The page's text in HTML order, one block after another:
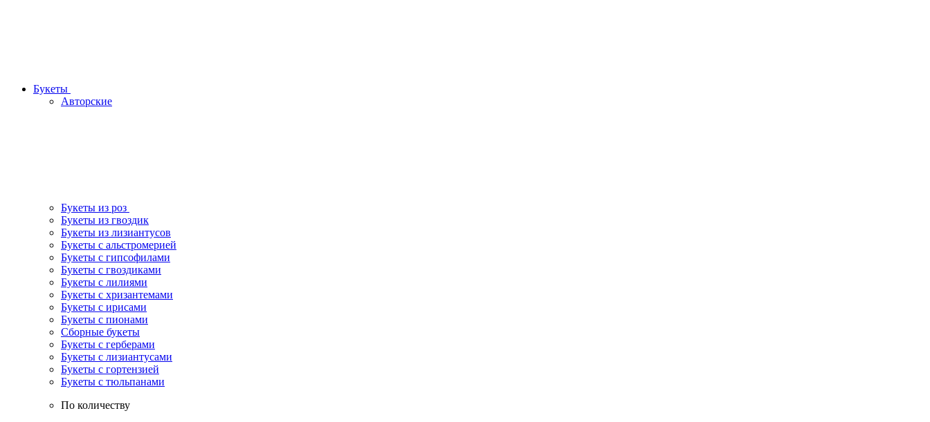
Букеты
Авторские
Букеты из роз
Букеты из гвоздик
Букеты из лизиантусов
Букеты с альстромерией
Букеты с гипсофилами
Букеты с гвоздиками
Букеты с лилиями
Букеты с хризантемами
Букеты с ирисами
Букеты с пионами
Сборные букеты
Букеты с герберами
Букеты с лизиантусами
Букеты с гортензией
Букеты с тюльпанами
По количеству